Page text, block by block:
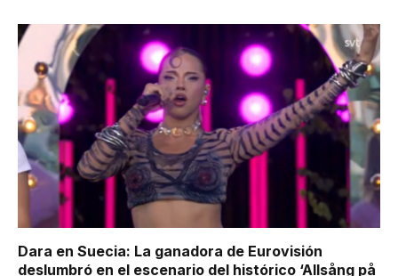
Dara en Suecia: La ganadora de Eurovisión
deslumbró en el escenario del histórico ‘Allsång på